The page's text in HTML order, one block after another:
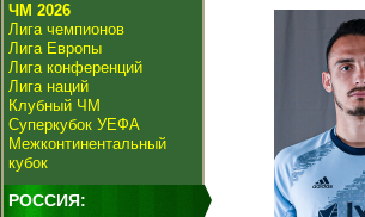
ЧМ 2026
Лига чемпионов
Лига Европы
Лига конференций
Лига наций
Клубный ЧМ
Суперкубок УЕФА
Межконтинентальный
кубок
РОССИЯ: